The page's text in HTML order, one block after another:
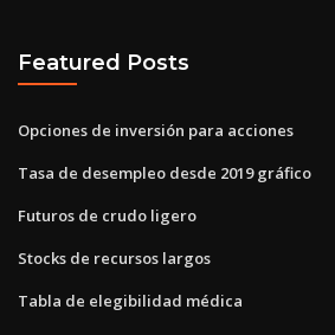
Featured Posts
Opciones de inversión para acciones
Tasa de desempleo desde 2019 gráfico
Futuros de crudo ligero
Stocks de recursos largos
Tabla de elegibilidad médica